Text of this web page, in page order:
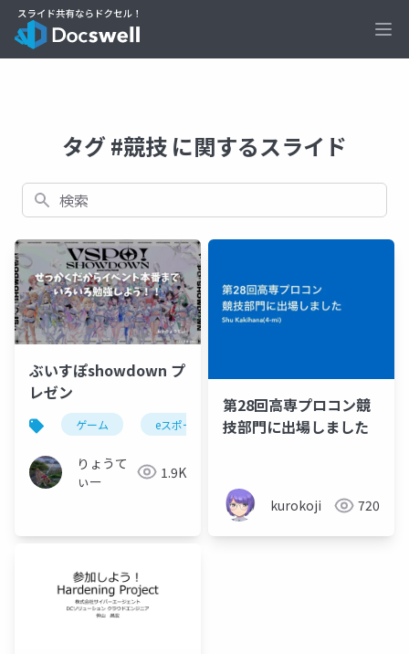
タグ #競技 に関するスライド
検索
ぶいすぽshowdown プ
レゼン
ゲーム eスポーツ 競技 fps
りょうて
ぃー
1.9K
第28回高専プロコン競
技部門に出場しました
kurokoji 720